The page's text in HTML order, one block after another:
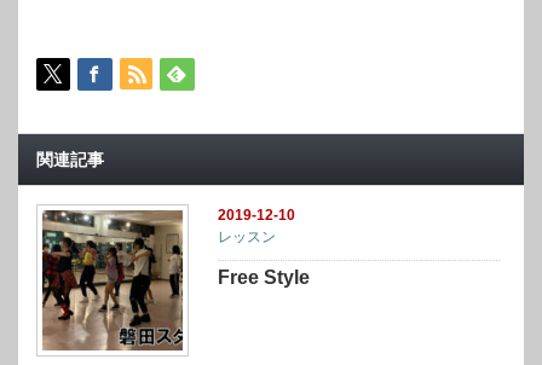
関連記事
2019-12-10
レッスン
Free Style